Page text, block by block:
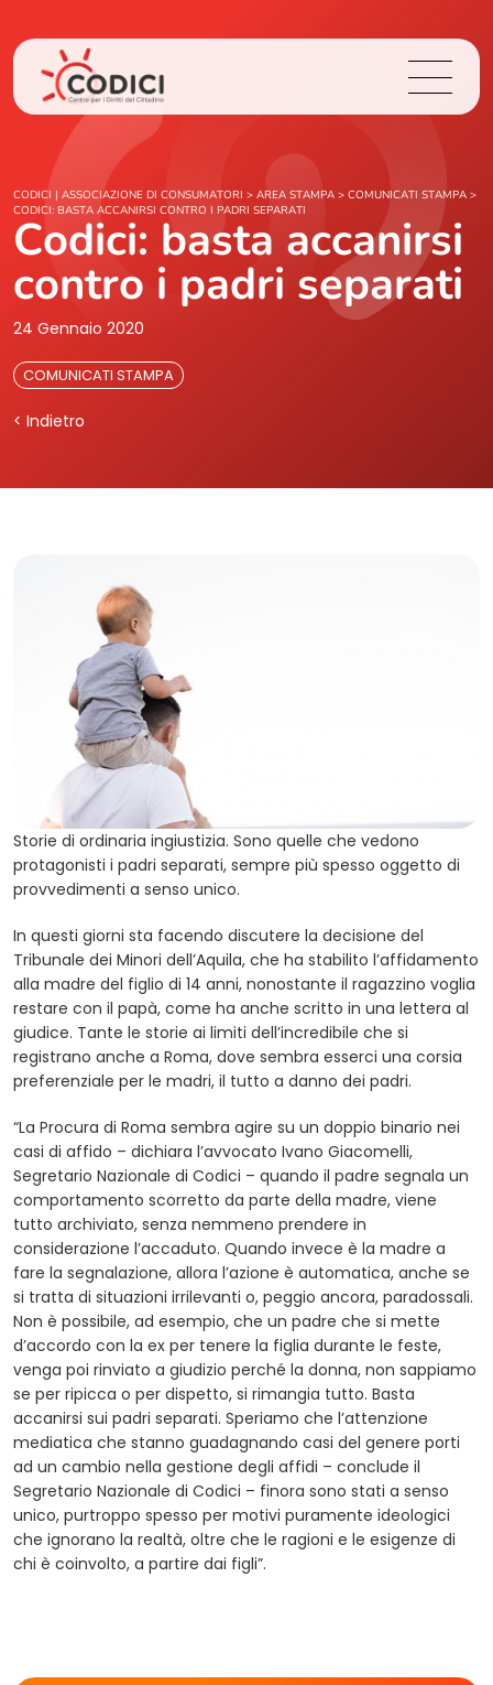
Chi Siamo
Cosa Facciamo
Area Stampa
CODICI | ASSOCIAZIONE DI CONSUMATORI > AREA STAMPA > COMUNICATI STAMPA >
CODICI: BASTA ACCANIRSI CONTRO I PADRI SEPARATI
Codici: basta accanirsi
contro i padri separati
24 Gennaio 2020
COMUNICATI STAMPA
< Indietro
Storie di ordinaria ingiustizia. Sono quelle che vedono
protagonisti i padri separati, sempre più spesso oggetto di
provvedimenti a senso unico.
In questi giorni sta facendo discutere la decisione del
Tribunale dei Minori dell’Aquila, che ha stabilito l’affidamento
alla madre del figlio di 14 anni, nonostante il ragazzino voglia
restare con il papà, come ha anche scritto in una lettera al
giudice. Tante le storie ai limiti dell’incredibile che si
registrano anche a Roma, dove sembra esserci una corsia
preferenziale per le madri, il tutto a danno dei padri.
“La Procura di Roma sembra agire su un doppio binario nei
casi di affido – dichiara l’avvocato Ivano Giacomelli,
Segretario Nazionale di Codici – quando il padre segnala un
comportamento scorretto da parte della madre, viene
tutto archiviato, senza nemmeno prendere in
considerazione l’accaduto. Quando invece è la madre a
fare la segnalazione, allora l’azione è automatica, anche se
si tratta di situazioni irrilevanti o, peggio ancora, paradossali.
Non è possibile, ad esempio, che un padre che si mette
d’accordo con la ex per tenere la figlia durante le feste,
venga poi rinviato a giudizio perché la donna, non sappiamo
se per ripicca o per dispetto, si rimangia tutto. Basta
accanirsi sui padri separati. Speriamo che l’attenzione
mediatica che stanno guadagnando casi del genere porti
ad un cambio nella gestione degli affidi – conclude il
Segretario Nazionale di Codici – finora sono stati a senso
unico, purtroppo spesso per motivi puramente ideologici
che ignorano la realtà, oltre che le ragioni e le esigenze di
chi è coinvolto, a partire dai figli”.